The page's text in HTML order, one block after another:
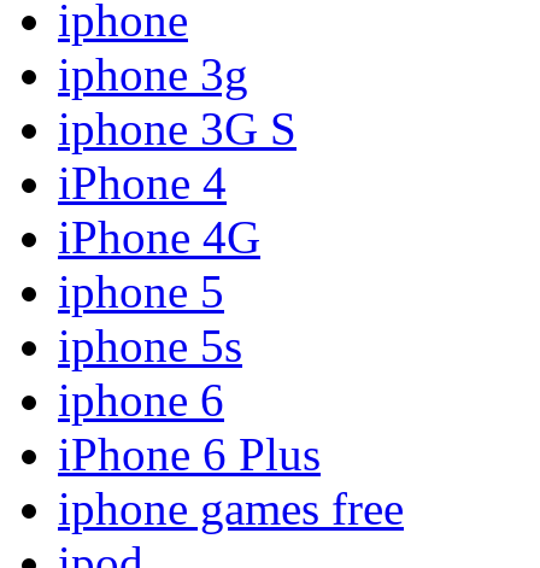
iphone
iphone 3g
iphone 3G S
iPhone 4
iPhone 4G
iphone 5
iphone 5s
iphone 6
iPhone 6 Plus
iphone games free